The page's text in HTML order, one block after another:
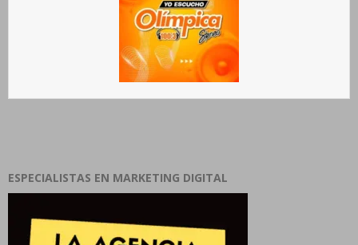
ESPECIALISTAS EN MARKETING DIGITAL